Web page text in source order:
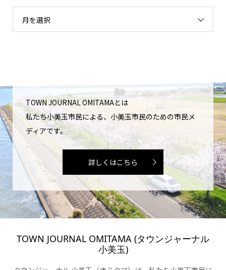
月を選択
TOWN JOURNAL OMITAMAとは
私たち小美玉市民による、小美玉市民のための市民メ
ディアです。
詳しくはこちら
TOWN JOURNAL OMITAMA (タウンジャーナル
小美玉)